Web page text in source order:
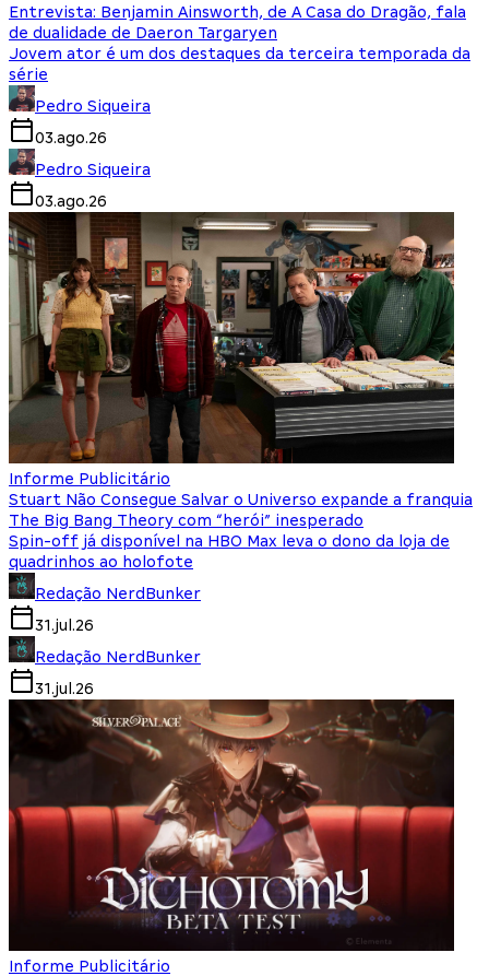
Entrevista: Benjamin Ainsworth, de A Casa do Dragão, fala
de dualidade de Daeron Targaryen
Jovem ator é um dos destaques da terceira temporada da
série
Pedro Siqueira
03.ago.26
Pedro Siqueira
03.ago.26
Informe Publicitário
Stuart Não Consegue Salvar o Universo expande a franquia
The Big Bang Theory com “herói” inesperado
Spin-off já disponível na HBO Max leva o dono da loja de
quadrinhos ao holofote
Redação NerdBunker
31.jul.26
Redação NerdBunker
31.jul.26
Informe Publicitário